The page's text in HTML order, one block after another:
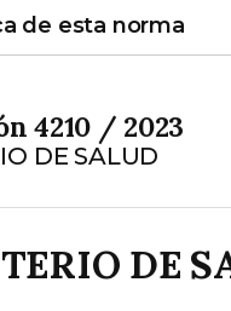
4210 / 2023
DE SALUD
DE
de esta norma